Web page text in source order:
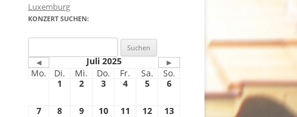
Luxemburg
KONZERT SUCHEN:
nach:
◄ Juli 2025
►
Mo.
Di. Mi. Do. Fr. Sa.
So.
1
2 3 4 5 6
7 8 9 10 11 12 13